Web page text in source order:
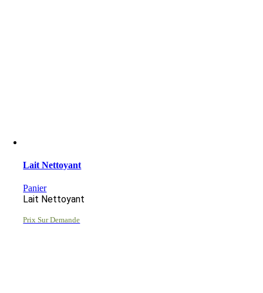
Lait Nettoyant
Panier
Lait Nettoyant
Prix Sur Demande